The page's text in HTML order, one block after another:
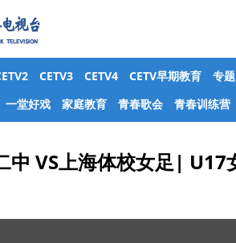
CETV3 CETV4 CETV早期教育
专题
一堂好戏 家庭教育 青春歌会 青春训练营
中 VS上海体校女足| U17